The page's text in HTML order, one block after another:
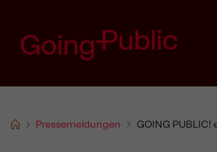
Pressemeldungen GOING